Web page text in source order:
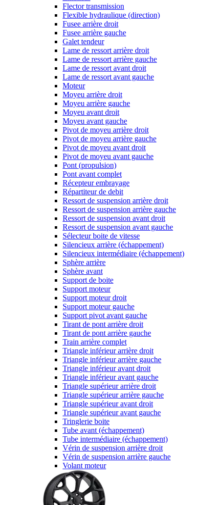
Flector transmission
Flexible hydraulique (direction)
Fusee arrière droit
Fusee arrière gauche
Galet tendeur
Lame de ressort arrière droit
Lame de ressort arrière gauche
Lame de ressort avant droit
Lame de ressort avant gauche
Moteur
Moyeu arrière droit
Moyeu arrière gauche
Moyeu avant droit
Moyeu avant gauche
Pivot de moyeu arrière droit
Pivot de moyeu arrière gauche
Pivot de moyeu avant droit
Pivot de moyeu avant gauche
Pont (propulsion)
Pont avant complet
Récepteur embrayage
Répartiteur de debit
Ressort de suspension arrière droit
Ressort de suspension arrière gauche
Ressort de suspension avant droit
Ressort de suspension avant gauche
Sélecteur boite de vitesse
Silencieux arrière (échappement)
Silencieux intermédiaire (échappement)
Sphère arrière
Sphère avant
Support de boite
Support moteur
Support moteur droit
Support moteur gauche
Support pivot avant gauche
Tirant de pont arrière droit
Tirant de pont arrière gauche
Train arrière complet
Triangle inférieur arrière droit
Triangle inférieur arrière gauche
Triangle inférieur avant droit
Triangle inférieur avant gauche
Triangle supérieur arrière droit
Triangle supérieur arrière gauche
Triangle supérieur avant droit
Triangle supérieur avant gauche
Tringlerie boite
Tube avant (échappement)
Tube intermédiaire (échappement)
Vérin de suspension arrière droit
Vérin de suspension arrière gauche
Volant moteur